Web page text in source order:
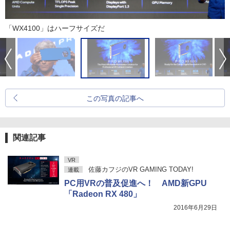
「WX4100」はハーフサイズだ
この写真の記事へ
関連記事
VR
連載
佐藤カフジのVR GAMING TODAY!
PC用VRの普及促進へ！ AMD新GPU
「Radeon RX 480」
2016年6月29日